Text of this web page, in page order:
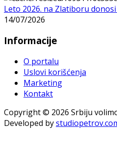
Leto 2026. na Zlatiboru
14/07/2026
Informacije
O portalu
Uslovi korišćenja
Marketing
Kontakt
Copyright © 2026 Srbiju
Developed by